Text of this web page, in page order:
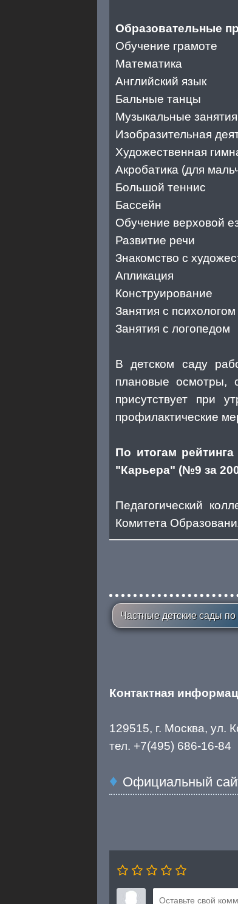
Образовательные
Обучение грамоте
Математика
Английский язык
Бальные танцы
Музыкальные занятия
Изобразительная
Художественная
Акробатика (для
Большой теннис
Бассейн
Обучение верховой
Развитие речи
Знакомство с
Апликация
Конструирование
Занятия с психологом
Занятия с логопедом
В детском саду
плановые осмотры,
присутствует при
профилактические
По итогам
"Карьера" (№9 за
Педагогический
Комитета
Частные детские сады по
Контактная
129515, г. Москва, ул.
тел. +7(495) 686-16-84
Официальный